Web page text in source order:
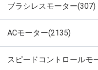
ブラシレスモーター(307)
ACモーター(2135)
スピードコントロールモ